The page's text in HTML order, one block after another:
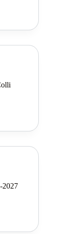
2027